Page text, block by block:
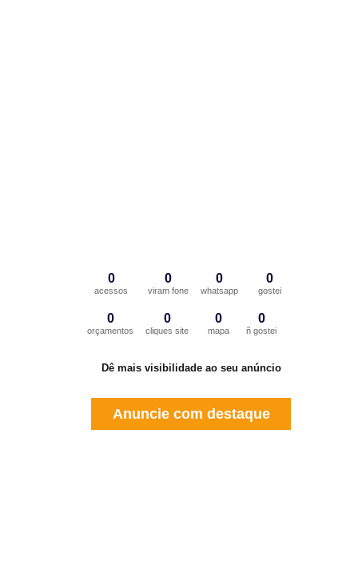
0
acessos
0
viram fone
0
whatsapp
0
gostei
0
orçamentos
0
cliques site
0
mapa
0
ñ gostei
Dê mais visibilidade ao seu anúncio
Anuncie com destaque